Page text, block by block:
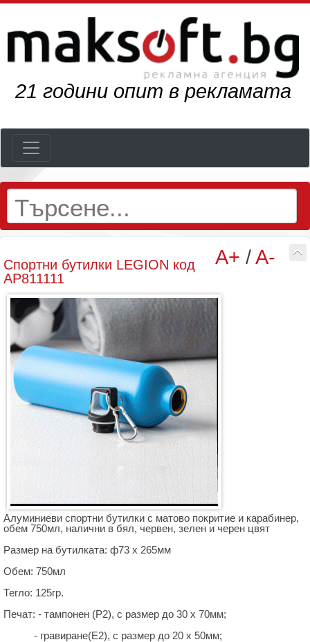
24 години опит в рекламата
A+ /A-
Спортни бутилки LEGION код
AP811111
Алуминиеви спортни бутилки с матово покритие и карабинер,
обем 750мл, налични в бял, червен, зелен и черен цвят
Размер на бутилката: ф73 х 265мм
Обем: 750мл
Тегло: 125гр.
Печат: - тампонен (P2), с размер до 30 х 70мм;
- гравиране(Е2), с размер до 20 х 50мм;